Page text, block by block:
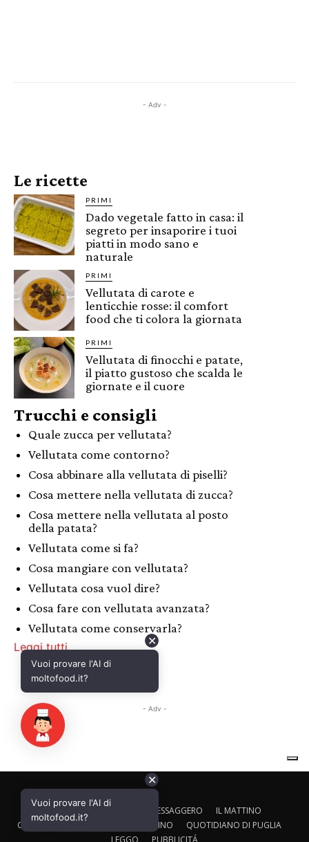
CALTAGIRONE EDITORE IL MESSAGGERO
IL MATTINO
CORRIERE ADRIATICO
IL GAZZETTINO
QUOTIDIANO DI PUGLIA
✕
Vuoi provare l'AI di
moltofood.it?